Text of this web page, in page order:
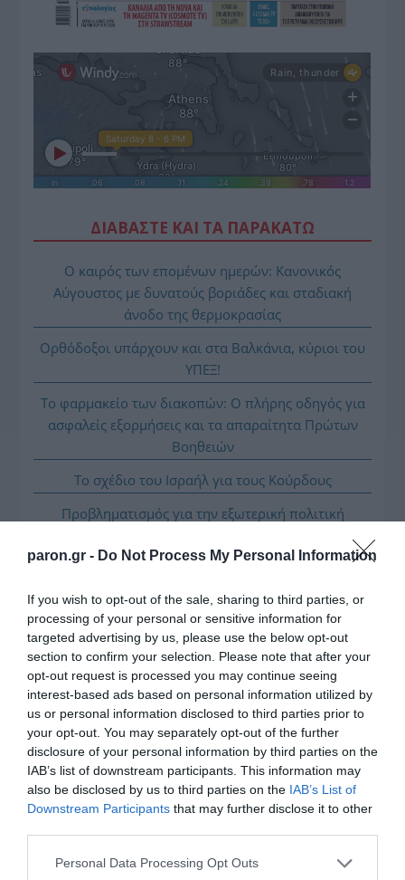
paron.gr - Do Not Process My Personal Information
If you wish to opt-out of the sale, sharing to third parties, or
processing of your personal or sensitive information for
targeted advertising by us, please use the below opt-out
section to confirm your selection. Please note that after your
opt-out request is processed you may continue seeing
interest-based ads based on personal information utilized by
us or personal information disclosed to third parties prior to
your opt-out. You may separately opt-out of the further
disclosure of your personal information by third parties on the
IAB’s list of downstream participants. This information may
also be disclosed by us to third parties on the IAB’s List of
Downstream Participants that may further disclose it to other
Please note that this website/app uses one or more Google
Personal Data Processing Opt Outs
ΔΙΑΒΑΣΤΕ ΚΑΙ ΤΑ ΠΑΡΑΚΑΤΩ
Ο καιρός των επομένων ημερών: Κανονικός
Αύγουστος με δυνατούς βοριάδες και σταδιακή
άνοδο της θερμοκρασίας
Ορθόδοξοι υπάρχουν και στα Βαλκάνια, κύριοι του
ΥΠΕΞ!
Το φαρμακείο των διακοπών: Ο πλήρης οδηγός για
ασφαλείς εξορμήσεις και τα απαραίτητα Πρώτων
Βοηθειών
Το σχέδιο του Ισραήλ για τους Κούρδους
Προβληματισμός για την εξωτερική πολιτική
Ήλιος και μάτια: Ο αόρατος κίνδυνος του
καλοκαιριού για την όραση
ΤΟ ΒΙΒΛΙΟ ΣΤΟ “Π”